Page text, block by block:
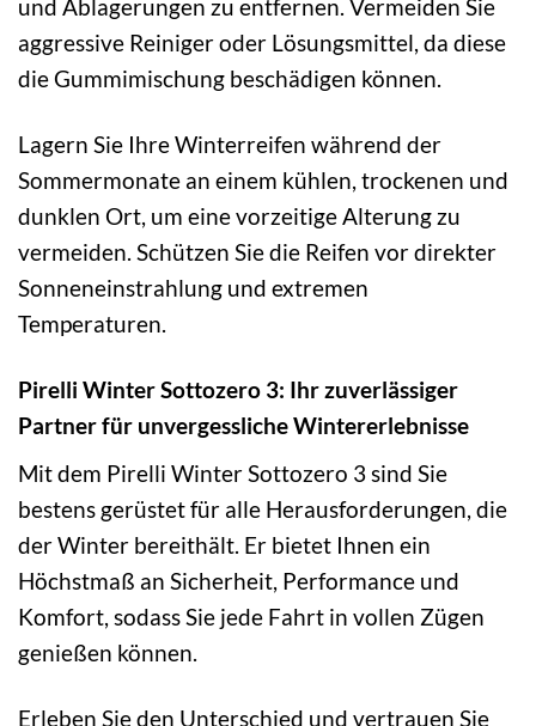
und Ablagerungen zu entfernen. Vermeiden Sie
aggressive Reiniger oder Lösungsmittel, da diese
die Gummimischung beschädigen können.
Lagern Sie Ihre Winterreifen während der
Sommermonate an einem kühlen, trockenen und
dunklen Ort, um eine vorzeitige Alterung zu
vermeiden. Schützen Sie die Reifen vor direkter
Sonneneinstrahlung und extremen
Temperaturen.
Pirelli Winter Sottozero 3: Ihr zuverlässiger
Partner für unvergessliche Wintererlebnisse
Mit dem Pirelli Winter Sottozero 3 sind Sie
bestens gerüstet für alle Herausforderungen, die
der Winter bereithält. Er bietet Ihnen ein
Höchstmaß an Sicherheit, Performance und
Komfort, sodass Sie jede Fahrt in vollen Zügen
genießen können.
Erleben Sie den Unterschied und vertrauen Sie